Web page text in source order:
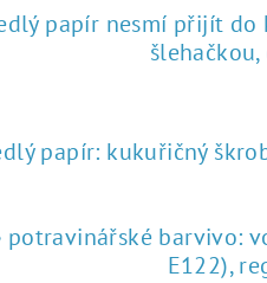
papír nesmí přijít
papír: kukuřičný
barvivo:
E122),